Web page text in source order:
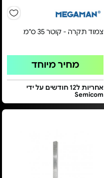
צמוד תקרה - קוטר 35 ס"מ
מחיר מיוחד
אחריות ל12 חודשים על ידי
Semicom